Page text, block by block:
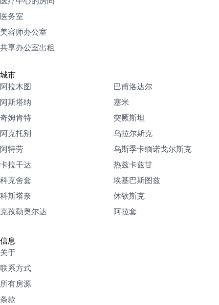
医务室
美容师办公室
共享办公室出租
城市
阿拉木图
阿斯塔纳
奇姆肯特
阿克托别
阿特劳
卡拉干达
科克舍套
科斯塔奈
克孜勒奥尔达
巴甫洛达尔
塞米
突厥斯坦
乌拉尔斯克
乌斯季卡缅诺戈尔斯克
热兹卡兹甘
埃基巴斯图兹
休钦斯克
阿拉套
信息
关于
联系方式
所有房源
条款